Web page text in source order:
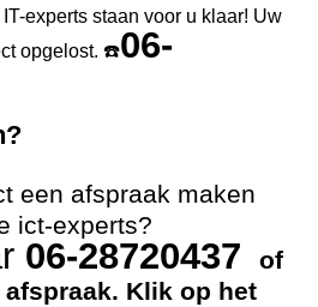
experts staan voor u klaar! Uw
opgelost. ☎️06-
een afspraak maken
ict-experts?
06-28720437
of
Klik op het